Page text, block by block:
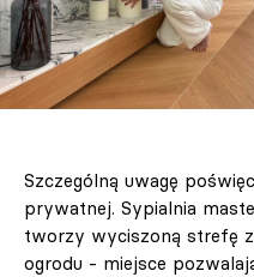
Szczególną uwagę
prywatnej. Sypialnia
tworzy wyciszoną strefę
ogrodu - miejsce